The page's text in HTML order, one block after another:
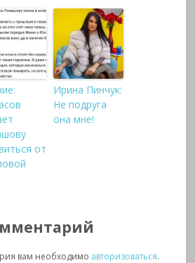
от
Ирина Пинчук:
Не подруга
она мне!
вам необходимо авторизоваться.